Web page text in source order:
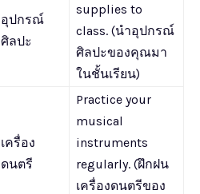
อุปกรณ์
ศิลปะ
supplies to
class. (นำอุปกรณ์
ศิลปะของคุณมา
ในชั้นเรียน)
เครื่อง
ดนตรี
Practice your
musical
instruments
regularly. (ฝึกฝน
เครื่องดนตรีของ